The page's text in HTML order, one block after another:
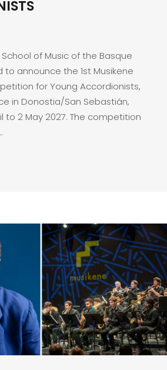
of Music of the Basque
to announce the 1st Musikene
for Young Accordionists,
in Donostia/San Sebastián,
to 2 May 2027. The competition